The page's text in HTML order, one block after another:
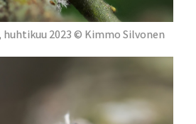
2023 © Kimmo Silvonen